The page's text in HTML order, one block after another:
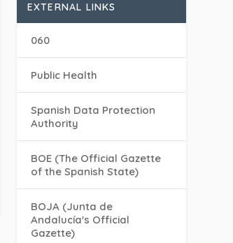
EXTERNAL LINKS
060
Public Health
Spanish Data Protection
Authority
BOE (The Official Gazette
of the Spanish State)
BOJA (Junta de
Andalucía's Official
Gazette)